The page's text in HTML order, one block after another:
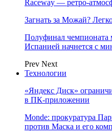
Raceway —
Загнать за Можай?
Полуфинал
Испанией начнется с
Prev Next
Технологии
«Яндекс Диск»
в ПК-приложении
Monde: прокуратура
против Маска и его